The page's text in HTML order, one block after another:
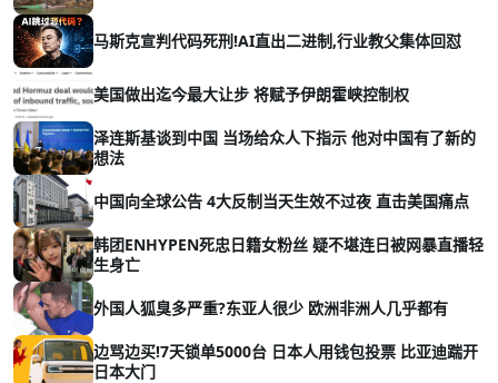
马斯克宣判代码死刑!AI直出二进制,行业教父集体回怼
美国做出迄今最大让步 将赋予伊朗霍峡控制权
泽连斯基谈到中国 当场给众人下指示 他对中国有了新的
想法
中国向全球公告 4大反制当天生效不过夜 直击美国痛点
韩团ENHYPEN死忠日籍女粉丝 疑不堪连日被网暴直播轻
生身亡
外国人狐臭多严重?东亚人很少 欧洲非洲人几乎都有
边骂边买!7天锁单5000台 日本人用钱包投票 比亚迪踹开
日本大门